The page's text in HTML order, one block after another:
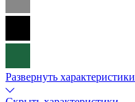
Развернуть характеристики